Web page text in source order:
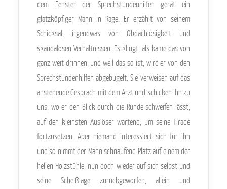
dem Fenster der Sprechstundenhilfen gerät ein
glatzköpfiger Mann in Rage. Er erzählt von seinem
Schicksal, irgendwas von Obdachlosigkeit und
skandalösen Verhältnissen. Es klingt, als käme das von
ganz weit drinnen, und weil das so ist, wird er von den
Sprechstundenhilfen abgebügelt. Sie verweisen auf das
anstehende Gespräch mit dem Arzt und schicken ihn zu
uns, wo er den Blick durch die Runde schweifen lässt,
auf den kleinsten Auslöser wartend, um seine Tirade
fortzusetzen. Aber niemand interessiert sich für ihn
und so nimmt der Mann schnaufend Platz auf einem der
hellen Holzstühle, nun doch wieder auf sich selbst und
seine Scheißlage zurückgeworfen, allein und